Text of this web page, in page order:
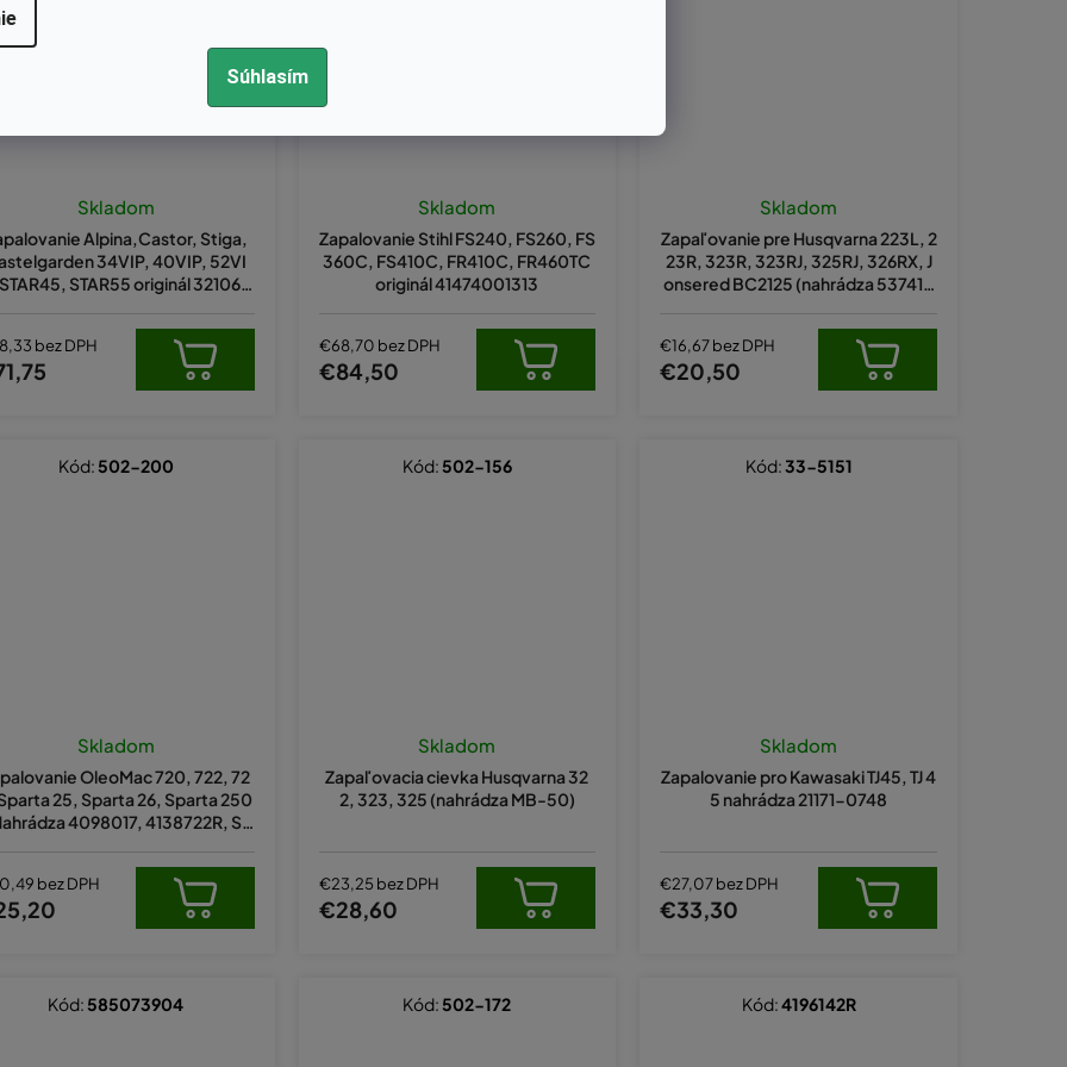
Súhlasím
Alpina,Castor, Stiga,
34VIP, 40VIP, 52VI
STAR55 originál 321067
Skladom
bez DPH
Zapalovanie Stihl FS240, FS260, FS
360C, FS410C, FR410C, FR460TC
originál 41474001313
Skladom
€68,70 bez DPH
€84,50
Zapaľovanie pre Husqvarna 223L, 2
23R, 323R, 323RJ, 325RJ, 326RX, J
onsered BC2125 (nahrádza 537418
Skladom
€16,67 bez DPH
€20,50
OleoMac 720, 722, 72
25, Sparta 26, Sparta 250
4098017, 4138722R, SA
hodnotenie
produktu
je
5,0
z
hviezdičiek.
Skladom
bez DPH
Kód: 502-200
Zapaľovacia cievka Husqvarna 32
2, 323, 325 (nahrádza MB-50)
Skladom
€23,25 bez DPH
€28,60
Kód: 502-156
Zapalovanie pro Kawasaki TJ45, TJ 4
5 nahrádza 21171-0748
Skladom
€27,07 bez DPH
€33,30
Kód:33-5151
Kód: 585073904 Kód: 502-172 Kód:4196142R